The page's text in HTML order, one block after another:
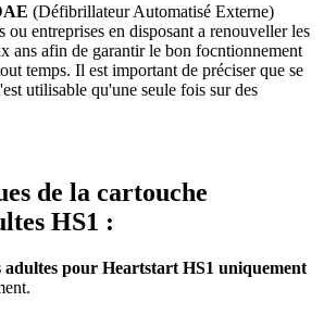
(Défibrillateur Automatisé Externe)
ou entreprises en disposant a renouveller les
ans afin de garantir le bon focntionnement
temps. Il est important de préciser que se
utilisable qu'une seule fois sur des
de la cartouche
HS1 :
adultes pour Heartstart HS1 uniquement